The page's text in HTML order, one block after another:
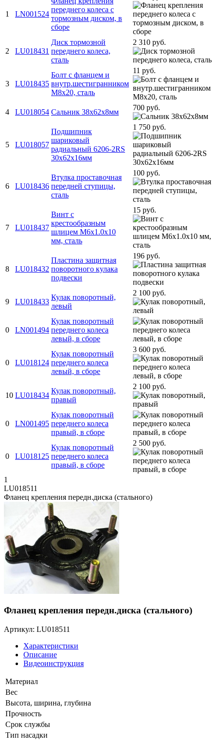
1 LN001524
переднего колеса с
тормозным диском, в
сборе
2 LU018431
Диск тормозной
переднего колеса,
сталь
2 310 руб.
3 LU018435
Болт с фланцем и
внутр.шестигранником
М8х20, сталь
11 руб.
4 LU018054 Сальник 38х62х8мм
700 руб.
5 LU018057
Подшипник
шариковый
радиальный 6206-2RS
30х62х16мм
1 750 руб.
6 LU018436
Втулка проставочная
передней ступицы,
сталь
100 руб.
7 LU018437
Винт с
крестообразным
шлицем M6x1.0x10
мм, сталь
15 руб.
8 LU018432
Пластина защитная
поворотного кулака
подвески
196 руб.
9 LU018433
Кулак поворотный,
левый
2 100 руб.
0 LN001494
Кулак поворотный
переднего колеса
левый, в сборе
0 LU018124
Кулак поворотный
переднего колеса
левый, в сборе
3 600 руб.
10 LU018434
Кулак поворотный,
правый
2 100 руб.
0 LN001495
Кулак поворотный
переднего колеса
правый, в сборе
0 LU018125
Кулак поворотный
переднего колеса
правый, в сборе
2 500 руб.
1
LU018511
Фланец крепления передн.диска (стального)
Фланец крепления передн.диска (стального)
Артикул: LU018511
Характеристики
Описание
Видеоинструкция
Материал
Вес
Высота, ширина, глубина
Прочность
Срок службы
Тип насадки